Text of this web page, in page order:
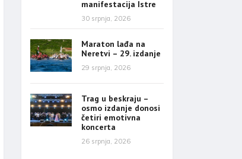
manifestacija Istre
30 srpnja, 2026
Maraton lađa na
Neretvi – 29. izdanje
29 srpnja, 2026
Trag u beskraju –
osmo izdanje donosi
četiri emotivna
koncerta
26 srpnja, 2026